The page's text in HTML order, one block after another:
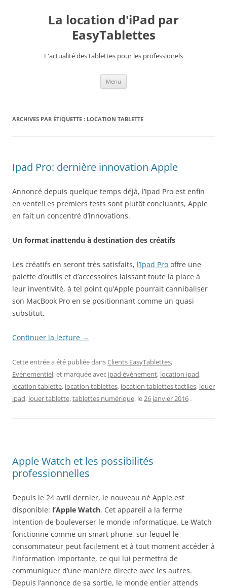
La location d'iPad par
EasyTablettes
L'actualité des tablettes pour les professionels
Menu
ARCHIVES PAR ÉTIQUETTE : LOCATION TABLETTE
Ipad Pro: dernière innovation Apple
Annoncé depuis quelque temps déjà, l’Ipad Pro est enfin
en vente!Les premiers tests sont plutôt concluants, Apple
en fait un concentré d’innovations.
Un format inattendu à destination des créatifs
Les créatifs en seront très satisfaits, l’Ipad Pro offre une
palette d’outils et d’accessoires laissant toute la place à
leur inventivité, à tel point qu’Apple pourrait cannibaliser
son MacBook Pro en se positionnant comme un quasi
substitut.
Continuer la lecture →
Cette entrée a été publiée dansClients EasyTablettes,
Evénementiel, et marquée avec ipad évènement, location ipad,
location tablette, location tablettes, location tablettes tactiles, louer
ipad, louer tablette,tablettes numérique, le26 janvier 2016 .
Apple Watch et les possibilités
professionnelles
Depuis le 24 avril dernier, le nouveau né Apple est
disponible: l’Apple Watch. Cet appareil a la ferme
intention de bouleverser le monde informatique. Le Watch
fonctionne comme un smart phone, sur lequel le
consommateur peut facilement et à tout moment accéder à
l’information importante, ce qui lui permettra de
communiquer d’une manière directe avec les autres.
Depuis l’annonce de sa sortie, le monde entier attends